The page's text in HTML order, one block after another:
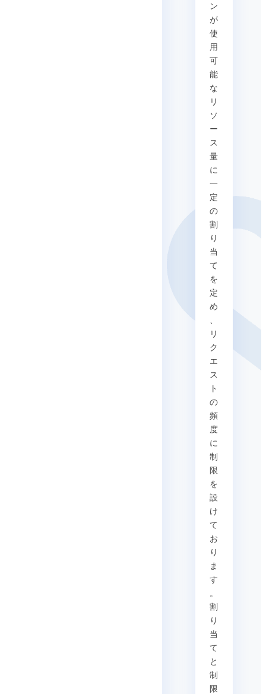
ン
が
使
用
可
能
な
リ
ソ
ー
ス
量
に
一
定
の
割
り
当
て
を
定
め
、
リ
ク
エ
ス
ト
の
頻
度
に
制
限
を
設
け
て
お
り
ま
す
。
割
り
当
て
と
制
限